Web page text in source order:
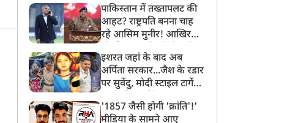
पाकिस्तान में तख्तापलट की
आहट? राष्ट्रपति बनना चाह
रहे आसिम मुनीर! आखिर
बनाया मोहरा?
इशरत जहां के बाद अब
अर्पिता सरकार...जैश के रडार
पर सुवेंदु, मोदी स्टाइल टार्गेट
बड़ा एक्शन!
'1857 जैसी होगी 'क्रांति'!'
मीडिया के सामने आए